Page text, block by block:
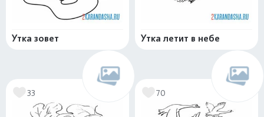
Утка зовет Утка летит в небе
33 70